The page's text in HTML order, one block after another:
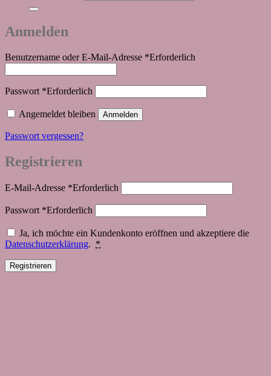
Anmelden
Benutzername oder E-Mail-Adresse *Erforderlich
Passwort *Erforderlich
Angemeldet bleiben Anmelden
Passwort vergessen?
Registrieren
E-Mail-Adresse *Erforderlich
Passwort *Erforderlich
Ja, ich möchte ein Kundenkonto eröffnen und akzeptiere die
Datenschutzerklärung. *
Registrieren